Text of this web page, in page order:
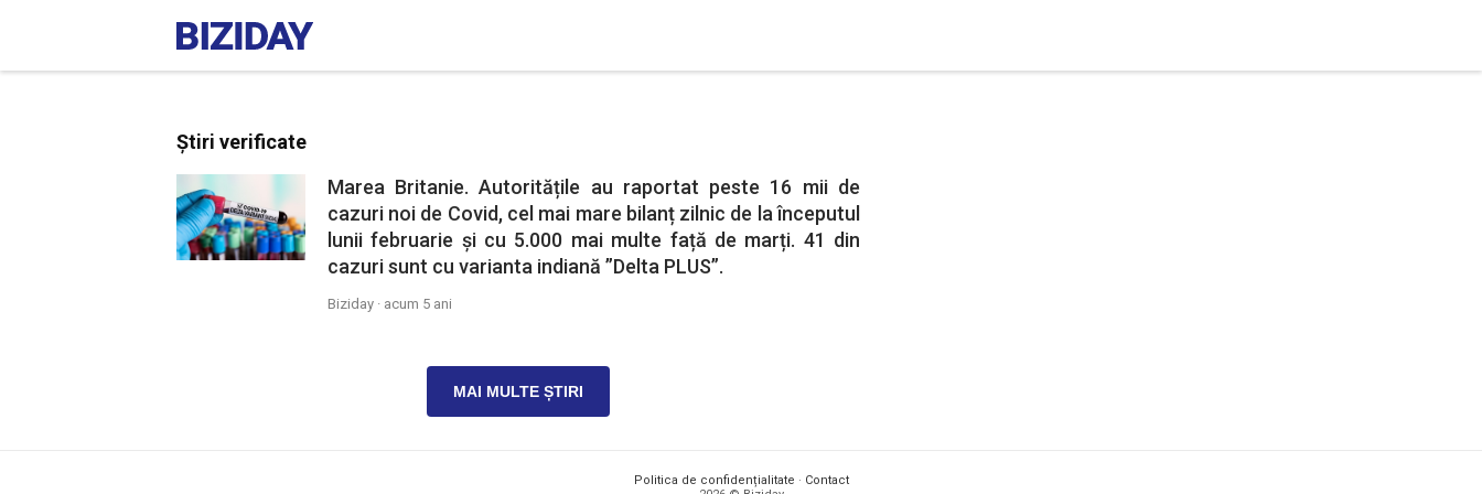
Știri verificate
Marea Britanie. Autoritățile au raportat peste 16 mii de
cazuri noi de Covid, cel mai mare bilanț zilnic de la începutul
lunii februarie și cu 5.000 mai multe față de marți. 41 din
cazuri sunt cu varianta indiană ”Delta PLUS”.
Biziday · acum 5 ani
MAI MULTE ȘTIRI
Politica de confidențialitate · Contact